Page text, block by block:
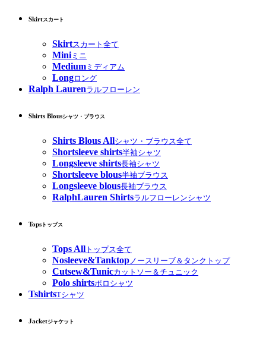
Skirtスカート
Skirtスカート全て
Miniミニ
Medium ミディアム
Longロング
Ralph Laurenラルフローレン
Shirts Blousシャツ・ブラウス
Shirts Blous Allシャツ・ブラウス全て
Shortsleeve shirts半袖シャツ
Longsleeve shirts長袖シャツ
Shortsleeve blous半袖ブラウス
Longsleeve blous長袖ブラウス
RalphLauren Shirtsラルフローレンシャツ
Tops トップス
Tops All トップス全て
Nosleeve&Tanktopノースリーブ＆タンクトップ
Cutsew&Tunicカットソー＆チュニック
Polo shirtsポロシャツ
TshirtsTシャツ
Jacketジャケット